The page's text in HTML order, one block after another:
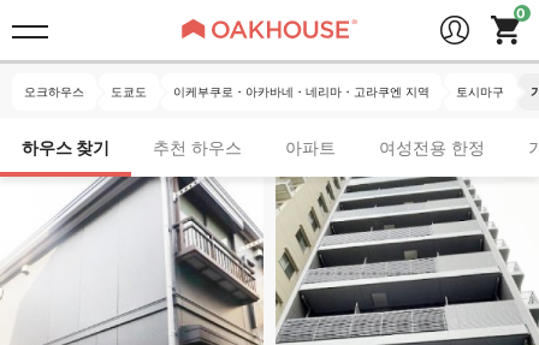
오크하우스 도쿄도 이케부쿠로・아카바네・네리마・고라쿠엔 지역 토시마구
하우스 찾기 추천 하우스 아파트 여성전용 한정